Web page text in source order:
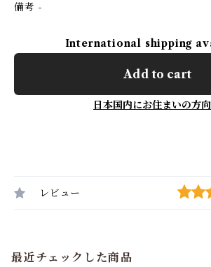
備考 -
International shipping
Add to cart
日本国内にお住まいの方
レビュー
最近チェックした商品